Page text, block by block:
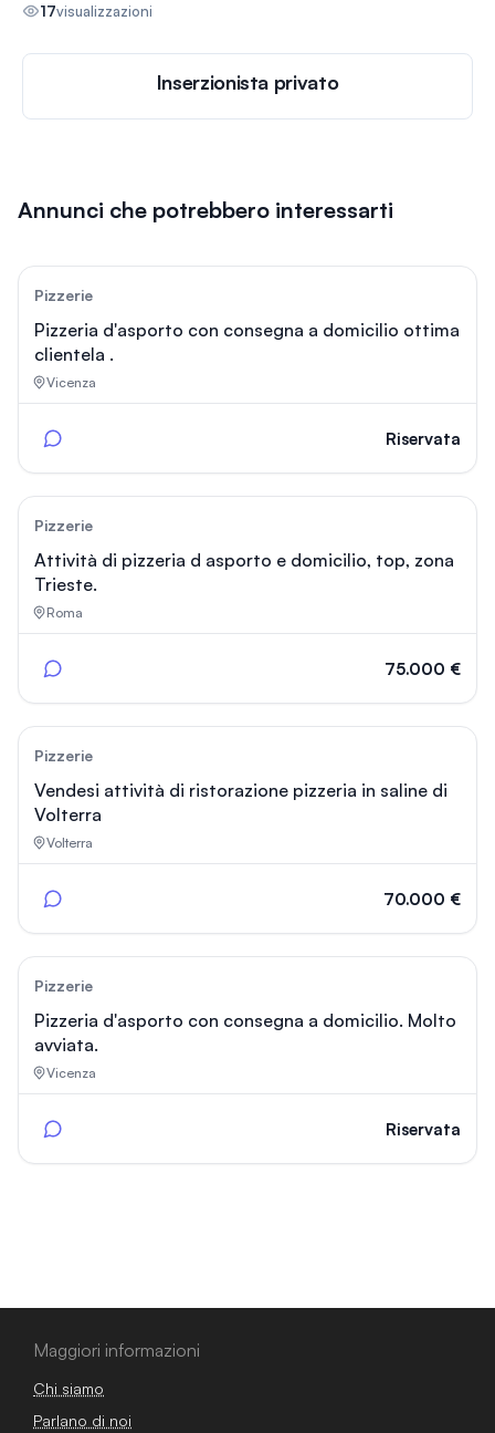
17visualizzazioni
Inserzionista privato
Annunci che potrebbero interessarti
Pizzerie
Pizzeria d'asporto con consegna a domicilio ottima
clientela .
Vicenza
Riservata
Pizzerie
Attività di pizzeria d asporto e domicilio, top, zona
Trieste.
Roma
75.000 €
Pizzerie
Vendesi attività di ristorazione pizzeria in saline di
Volterra
Volterra
70.000 €
Pizzerie
Pizzeria d'asporto con consegna a domicilio. Molto
avviata.
Vicenza
Riservata
Maggiori informazioni
Chi siamo
Parlano di noi